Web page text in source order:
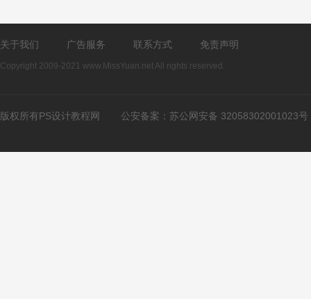
关于我们 广告服务 联系方式 免责声明
Copyright 2009-2021 www.MissYuan.net All rights reserved.
版权所有PS设计教程网 公安备案： 苏公网安备 32058302001023号